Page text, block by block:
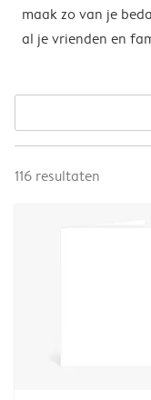
maak zo van je
al je vrienden en
116 resultaten